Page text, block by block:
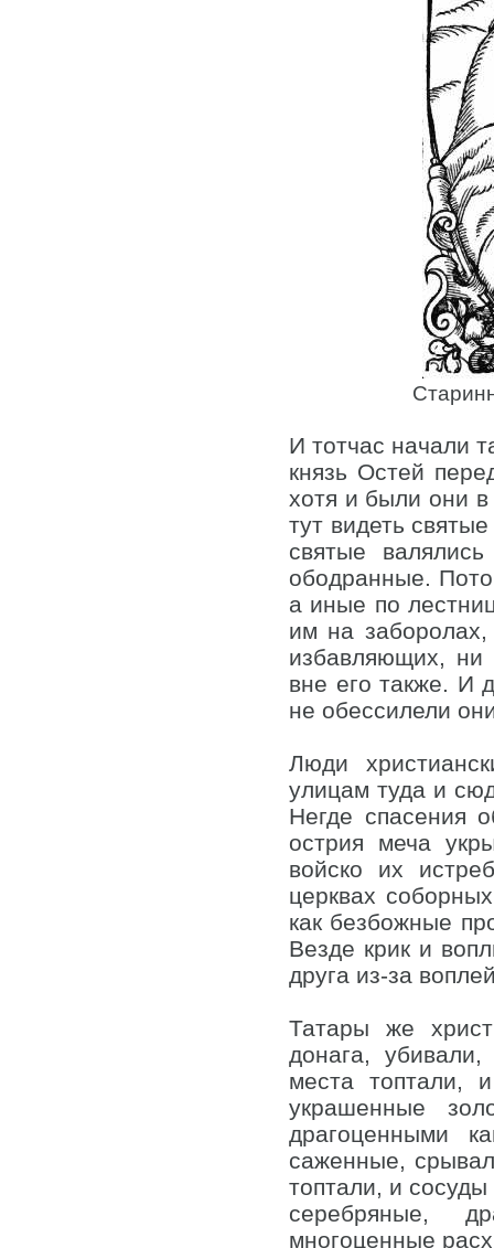
И тотчас начали
князь Остей
хотя и были они
тут видеть
святые
ободранные.
а иные по
им на
избавляющих, ни
вне его также. И
не обессилели
Люди
улицам туда и
Негде спасения
острия меча
войско их
церквах
как безбожные
Везде крик и
друга из-за
Татары же
донага,
места топтали,
украшенные
драгоценными
саженные,
топтали, и
серебряные,
многоценные